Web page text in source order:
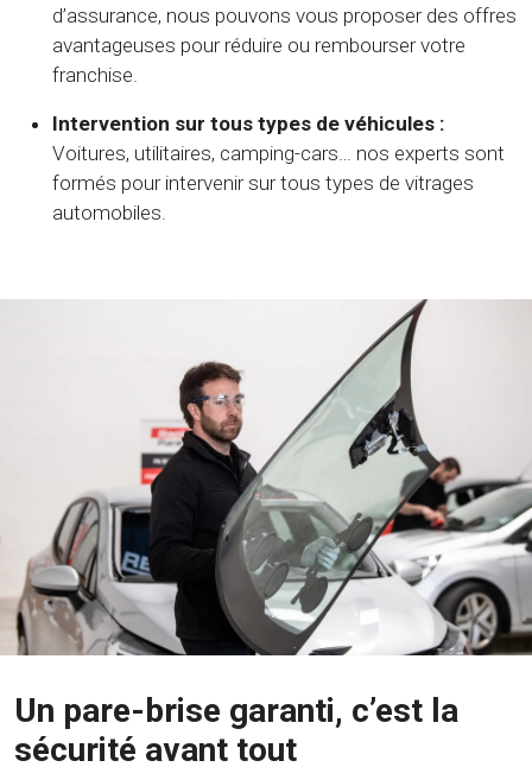
d’assurance, nous pouvons vous proposer des offres
avantageuses pour réduire ou rembourser votre
franchise.
Intervention sur tous types de véhicules :
Voitures, utilitaires, camping-cars… nos experts sont
formés pour intervenir sur tous types de vitrages
automobiles.
Un pare-brise garanti, c’est la
sécurité avant tout